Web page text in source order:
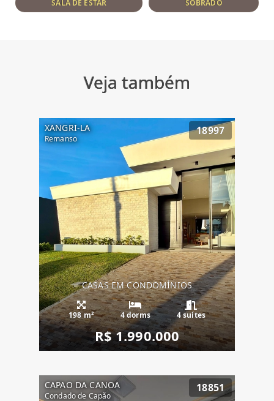
SALA DE ESTAR SOBRADO
Veja também
XANGRI-LA
Remanso
18997
CASAS EM CONDOMÍNIOS
198 m² 4 dorms 4 suítes
R$ 1.990.000
CAPAO DA CANOA
Condado de Capão
18851